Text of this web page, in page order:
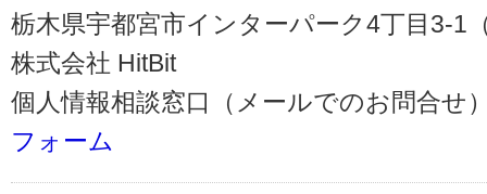
栃木県宇都宮市インターパーク4丁目3-1
株式会社 HitBit
個人情報相談窓口（メールでのお問合せ
フォーム